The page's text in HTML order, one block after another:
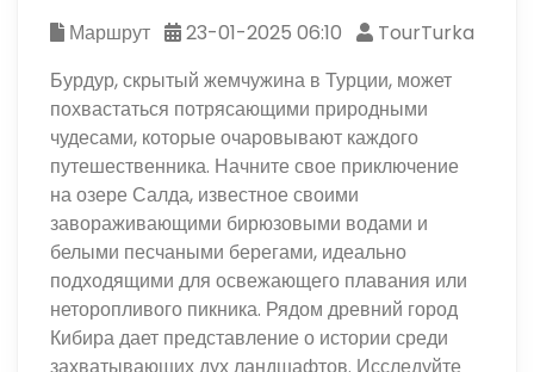
Маршрут 23-01-2025 06:10
TourTurka
Бурдур, скрытый жемчужина в Турции, может
похвастаться потрясающими природными
чудесами, которые очаровывают каждого
путешественника. Начните свое приключение
на озере Салда, известное своими
завораживающими бирюзовыми водами и
белыми песчаными берегами, идеально
подходящими для освежающего плавания или
неторопливого пикника. Рядом древний город
Кибира дает представление о истории среди